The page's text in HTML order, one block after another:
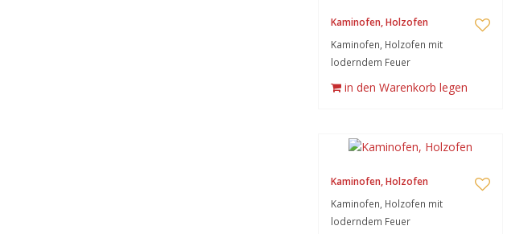
Kaminofen, Holzofen
Kaminofen, Holzofen mit
loderndem Feuer
in den Warenkorb legen
Kaminofen, Holzofen
Kaminofen, Holzofen mit
loderndem Feuer